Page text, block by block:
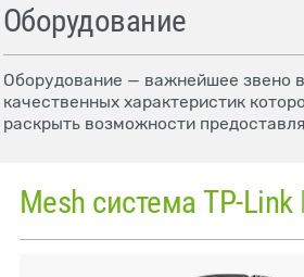
Оборудование
Оборудование — важнейшее звено
качественных характеристик
раскрыть возможности